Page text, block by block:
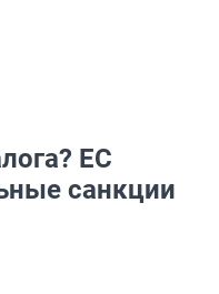
ЕС
санкции